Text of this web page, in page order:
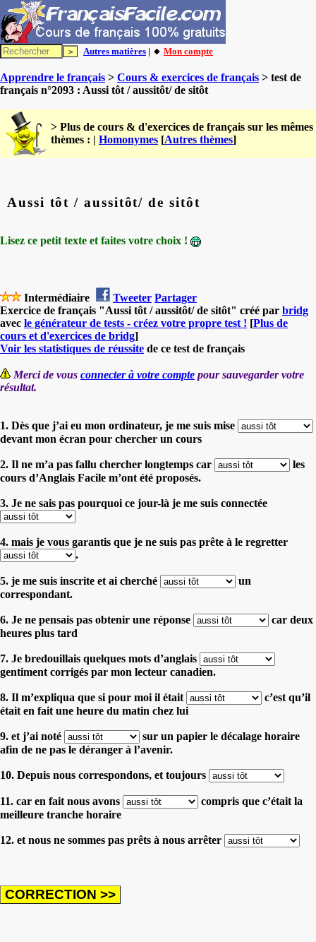
Autres matières | 🔸 Mon compte
Apprendre le français > Cours & exercices de français > test de
français n°2093 : Aussi tôt / aussitôt/ de sitôt
> Plus de cours & d'exercices de français sur les mêmes
thèmes : | Homonymes [Autres thèmes]
Aussi tôt / aussitôt/ de sitôt
Lisez ce petit texte et faites votre choix !
Intermédiaire Tweeter Partager
Exercice de français "Aussi tôt / aussitôt/ de sitôt" créé par bridg
avec le générateur de tests - créez votre propre test ! [Plus de
cours et d'exercices de bridg]
Voir les statistiques de réussite de ce test de français
Merci de vous connecter à votre compte pour sauvegarder votre
résultat.
1. Dès que j’ai eu mon ordinateur, je me suis mise
devant mon écran pour chercher un cours
2. Il ne m’a pas fallu chercher longtemps car
les
cours d’Anglais Facile m’ont été proposés.
3. Je ne sais pas pourquoi ce jour-là je me suis connectée
4. mais je vous garantis que je ne suis pas prête à le regretter
.
5. je me suis inscrite et ai cherché
un
correspondant.
6. Je ne pensais pas obtenir une réponse
car deux
heures plus tard
7. Je bredouillais quelques mots d’anglais
gentiment corrigés par mon lecteur canadien.
8. Il m’expliqua que si pour moi il était
c’est qu’il
était en fait une heure du matin chez lui
9. et j’ai noté
sur un papier le décalage horaire
afin de ne pas le déranger à l’avenir.
10. Depuis nous correspondons, et toujours
11. car en fait nous avons
compris que c’était la
meilleure tranche horaire
12. et nous ne sommes pas prêts à nous arrêter